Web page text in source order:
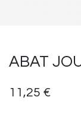
ABAT
11,25 €